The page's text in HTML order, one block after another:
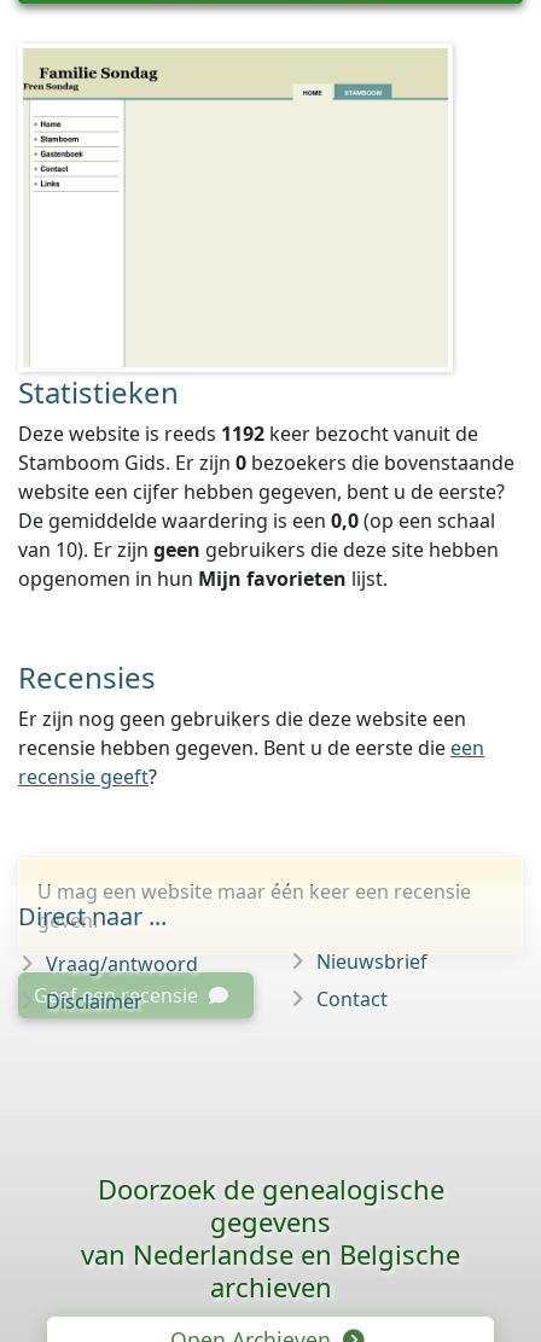
Statistieken
Deze website is reeds 1192 keer bezocht vanuit de
Stamboom Gids. Er zijn 0 bezoekers die bovenstaande
website een cijfer hebben gegeven, bent u de eerste?
De gemiddelde waardering is een 0,0(op een schaal
van 10). Er zijn geen gebruikers die deze site hebben
opgenomen in hun Mijn favorieten lijst.
Recensies
Er zijn nog geen gebruikers die deze website een
recensie hebben gegeven. Bent u de eerste die een
recensie geeft?
U mag een website maar één keer een recensie
geven.
Geef een recensie
Direct naar ...
Vraag/antwoord
Disclaimer
Nieuwsbrief
Contact
Doorzoek de genealogische
gegevens
van Nederlandse en Belgische
archieven